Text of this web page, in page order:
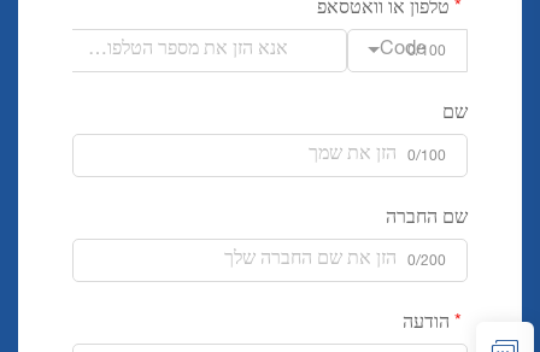
טלפון או וואטסאפ
Code0/100
שם
0/100
שם החברה
0/200
הודעה